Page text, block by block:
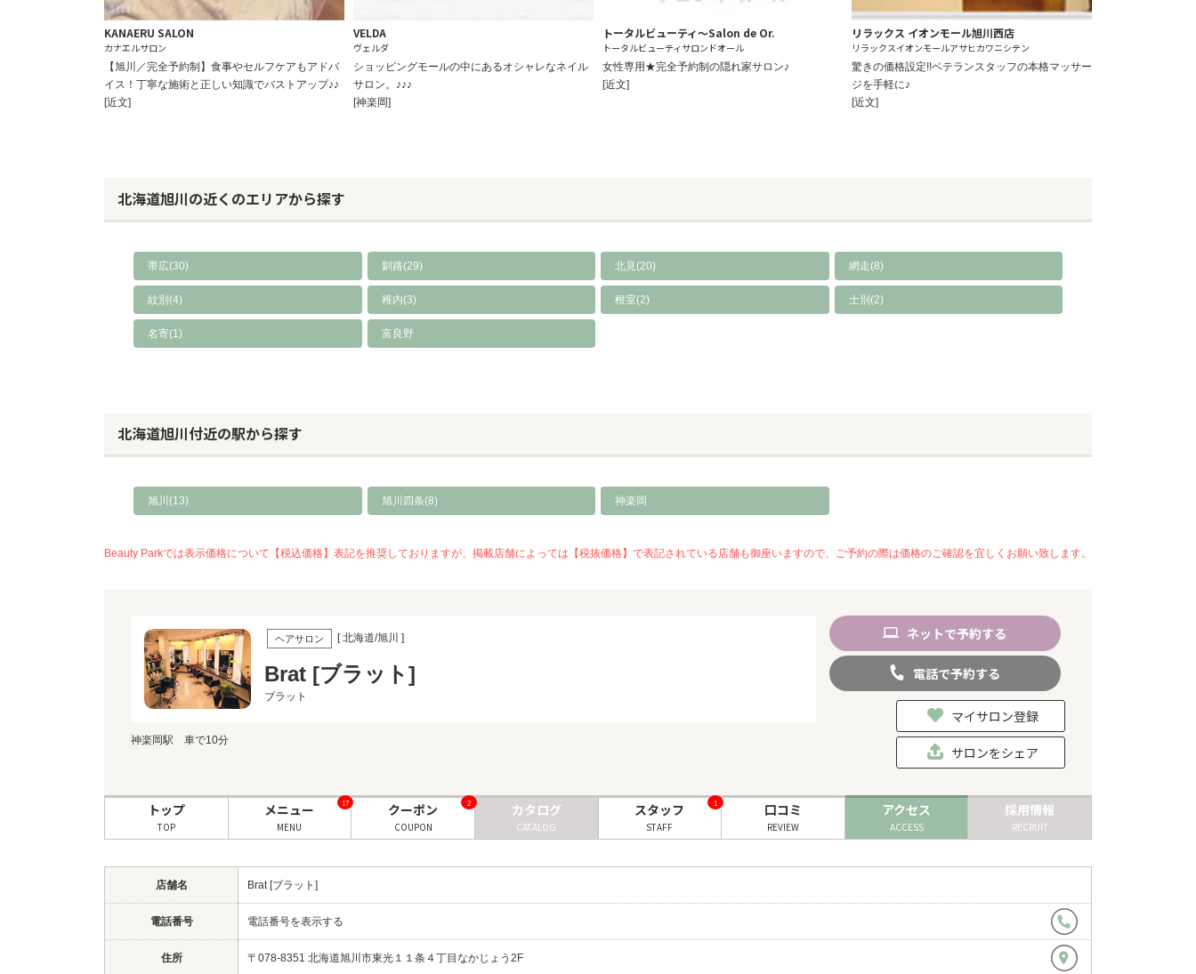
KANAERU SALON
カナエルサロン
【旭川／完全予約制】食事やセルフケアもアドバ
イス！丁寧な施術と正しい知識でバストアップ♪♪
[近文]
VELDA
ヴェルダ
ショッピングモールの中にあるオシャレなネイル
サロン。♪♪♪
[神楽岡]
トータルビューティ～Salon de Or.
トータルビューティサロンドオール
女性専用★完全予約制の隠れ家サロン♪
[近文]
リラックス イオンモール旭川西店
リラックスイオンモールアサヒカワニシテン
驚きの価格設定!!ベテランスタッフの本格マッサー
ジを手軽に♪
[近文]
北海道旭川の近くのエリアから探す
帯広(30) 釧路(29) 北見(20) 網走(8)
紋別(4) 稚内(3) 根室(2) 士別(2)
名寄(1) 富良野
北海道旭川付近の駅から探す
旭川(13) 旭川四条(8) 神楽岡
Beauty Parkでは表示価格について【税込価格】表記を推奨しておりますが、掲載店舗によっては【税抜価格】で表記されている店舗も御座いますので、ご予約の際は価格のご確認を宜しくお願い致します。
ヘアサロン [ 北海道/旭川 ]
Brat [ブラット]
ブラット
神楽岡駅 車で10分
ネットで予約する
電話で予約する
マイサロン登録
サロンをシェア
トップ
TOP
メニュー
MENU
17 クーポン
COUPON
2 カタログ
CATALOG
スタッフ
STAFF
1 口コミ
REVIEW
アクセス
ACCESS
採用情報
RECRUIT
店舗名 Brat [ブラット]
電話番号 電話番号を表示する
住所 〒078-8351 北海道旭川市東光１１条４丁目なかじょう2F